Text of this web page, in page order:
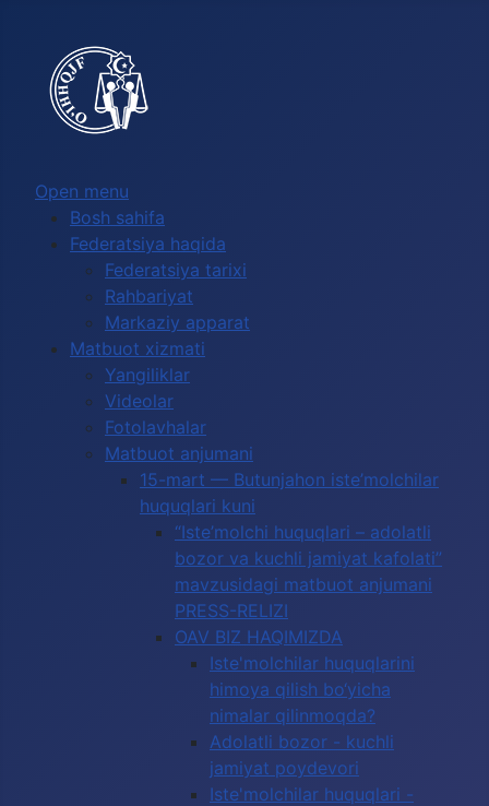
Open menu
Bosh sahifa
Federatsiya haqida
Federatsiya tarixi
Rahbariyat
Markaziy apparat
Matbuot xizmati
Yangiliklar
Videolar
Fotolavhalar
Matbuot anjumani
15-mart — Butunjahon iste’molchilar
huquqlari kuni
“Iste’molchi huquqlari – adolatli
bozor va kuchli jamiyat kafolati”
mavzusidagi matbuot anjumani
PRESS-RELIZI
OAV BIZ HAQIMIZDA
Iste'molchilar huquqlarini
himoya qilish bo‘yicha
nimalar qilinmoqda?
Adolatli bozor - kuchli
jamiyat poydevori
Iste'molchilar huquqlari -